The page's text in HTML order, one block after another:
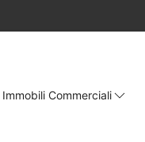
Immobili Commerciali